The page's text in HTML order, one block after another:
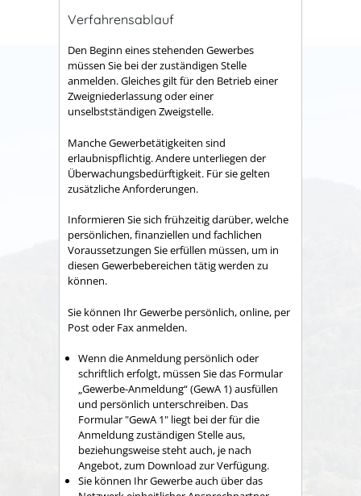
Verfahrensablauf
Den Beginn eines stehenden Gewerbes
müssen Sie bei der zuständigen Stelle
anmelden. Gleiches gilt für den Betrieb einer
Zweigniederlassung oder einer
unselbstständigen Zweigstelle.
Manche Gewerbetätigkeiten sind
erlaubnispflichtig. Andere unterliegen der
Überwachungsbedürftigkeit. Für sie gelten
zusätzliche Anforderungen.
Informieren Sie sich frühzeitig darüber, welche
persönlichen, finanziellen und fachlichen
Voraussetzungen Sie erfüllen müssen, um in
diesen Gewerbebereichen tätig werden zu
können.
Sie können Ihr Gewerbe persönlich, online, per
Post oder Fax anmelden.
Wenn die Anmeldung persönlich oder
schriftlich erfolgt, müssen Sie das Formular
„Gewerbe-Anmeldung“ (GewA 1) ausfüllen
und persönlich unterschreiben. Das
Formular "GewA 1" liegt bei der für die
Anmeldung zuständigen Stelle aus,
beziehungsweise steht auch, je nach
Angebot, zum Download zur Verfügung.
Sie können Ihr Gewerbe auch über das